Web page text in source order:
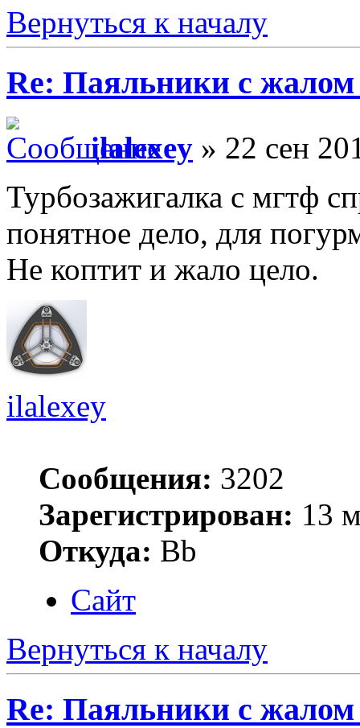
Вернуться к началу
Re: Паяльники с жалом
ilalexey » 22 сен
Турбозажигалка с мгтф
понятное дело, для
Не коптит и жало цело.
ilalexey
Сообщения: 3202
Зарегистрирован: 13
Откуда: Bb
Сайт
Вернуться к началу
Re: Паяльники с жалом